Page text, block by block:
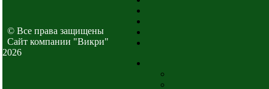
© Все права защищены
Cайт компании "Викри"
2026